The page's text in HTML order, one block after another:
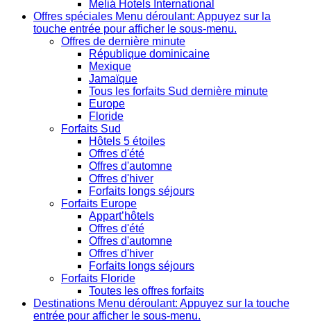
Meliá Hotels International
Offres spéciales Menu déroulant: Appuyez sur la
touche entrée pour afficher le sous-menu.
Offres de dernière minute
République dominicaine
Mexique
Jamaïque
Tous les forfaits Sud dernière minute
Europe
Floride
Forfaits Sud
Hôtels 5 étoiles
Offres d'été
Offres d'automne
Offres d'hiver
Forfaits longs séjours
Forfaits Europe
Appart’hôtels
Offres d'été
Offres d'automne
Offres d'hiver
Forfaits longs séjours
Forfaits Floride
Toutes les offres forfaits
Destinations Menu déroulant: Appuyez sur la touche
entrée pour afficher le sous-menu.